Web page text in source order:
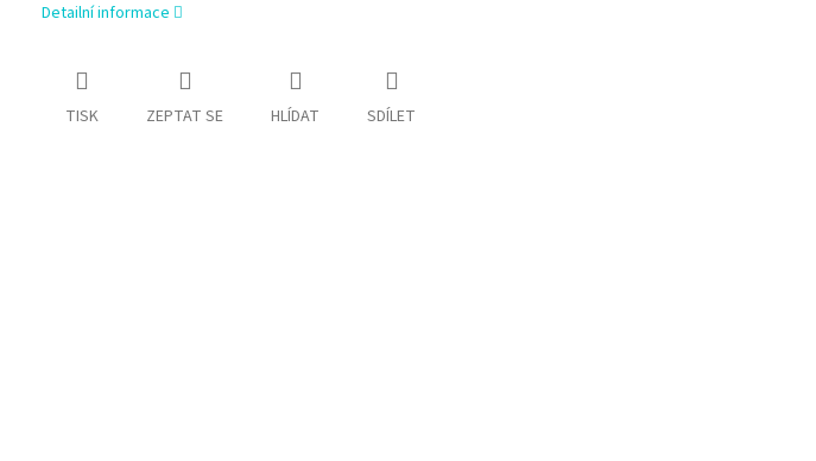
Detailní informace
TISK ZEPTAT SE HLÍDAT SDÍLET